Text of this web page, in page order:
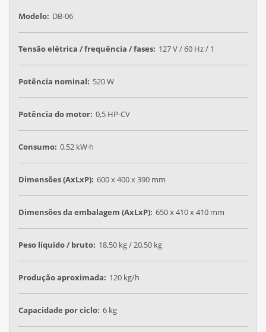
Modelo: DB-06
Tensão elétrica / frequência / fases: 127 V / 60 Hz / 1
Potência nominal: 520 W
Potência do motor: 0,5 HP-CV
Consumo: 0,52 kW·h
Dimensões (AxLxP): 600 x 400 x 390 mm
Dimensões da embalagem (AxLxP): 650 x 410 x 410 mm
Peso líquido / bruto: 18,50 kg / 20,50 kg
Produção aproximada: 120 kg/h
Capacidade por ciclo: 6 kg